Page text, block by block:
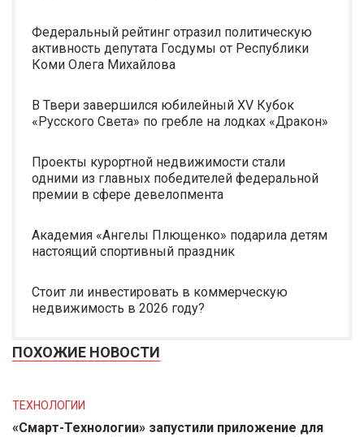
Федеральный рейтинг отразил политическую
активность депутата Госдумы от Республики
Коми Олега Михайлова
В Твери завершился юбилейный XV Кубок
«Русского Света» по гребле на лодках «Дракон»
Проекты курортной недвижимости стали
одними из главных победителей федеральной
премии в сфере девелопмента
Академия «Ангелы Плющенко» подарила детям
настоящий спортивный праздник
Стоит ли инвестировать в коммерческую
недвижимость в 2026 году?
ПОХОЖИЕ НОВОСТИ
ТЕХНОЛОГИИ
«Смарт-Технологии» запустили приложение для